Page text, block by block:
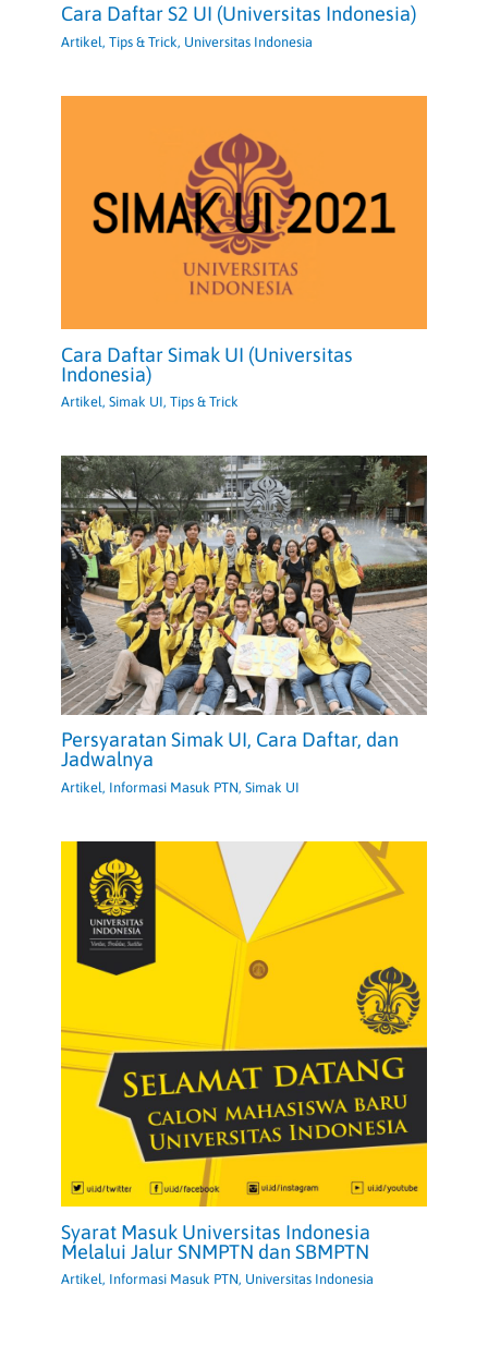
Cara Daftar S2 UI (Universitas Indonesia)
Artikel,Tips & Trick, Universitas Indonesia
Cara Daftar Simak UI (Universitas
Indonesia)
Artikel,Simak UI,Tips & Trick
Persyaratan Simak UI, Cara Daftar, dan
Jadwalnya
Artikel, Informasi Masuk PTN,Simak UI
Syarat Masuk Universitas Indonesia
Melalui Jalur SNMPTN dan SBMPTN
Artikel, Informasi Masuk PTN, Universitas Indonesia